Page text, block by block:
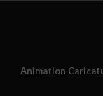
Animation